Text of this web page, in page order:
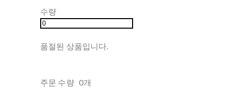
수량
품절된 상품입니다.
주문 수량 0개